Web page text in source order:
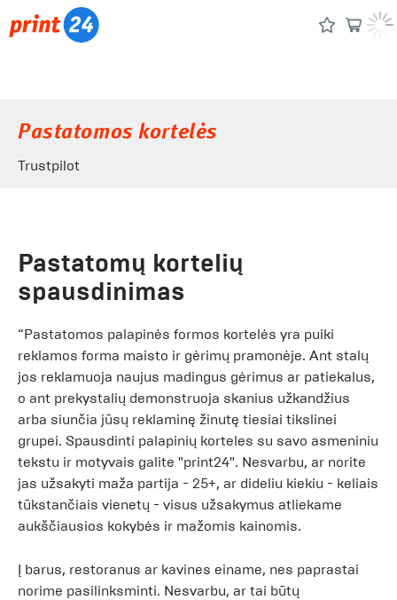
Pastatomos kortelės
Trustpilot
Pastatomų kortelių
spausdinimas
“Pastatomos palapinės formos kortelės yra puiki
reklamos forma maisto ir gėrimų pramonėje. Ant stalų
jos reklamuoja naujus madingus gėrimus ar patiekalus,
o ant prekystalių demonstruoja skanius užkandžius
arba siunčia jūsų reklaminę žinutę tiesiai tikslinei
grupei. Spausdinti palapinių korteles su savo asmeniniu
tekstu ir motyvais galite "print24". Nesvarbu, ar norite
jas užsakyti maža partija - 25+, ar dideliu kiekiu - keliais
tūkstančiais vienetų - visus užsakymus atliekame
aukščiausios kokybės ir mažomis kainomis.
Į barus, restoranus ar kavines einame, nes paprastai
norime pasilinksminti. Nesvarbu, ar tai būtų